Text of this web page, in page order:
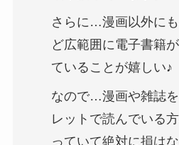
さらに…漫画以外に
ど広範囲に電子書籍
ていることが嬉しい♪
なので…漫画や雑誌
レットで読んでいる
っていて絶対に損は